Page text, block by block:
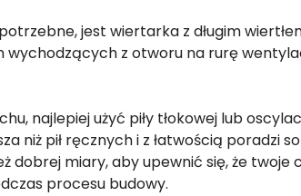
jest wiertarka z długim
z otworu na rurę
najlepiej użyć piły tłokowej lub
niż pił ręcznych i z łatwością poradzi
dobrej miary, aby upewnić się, że twoje
procesu budowy.